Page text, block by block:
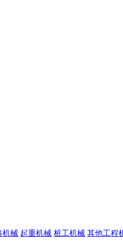
机械 起重机械 桩工机械 其他工程